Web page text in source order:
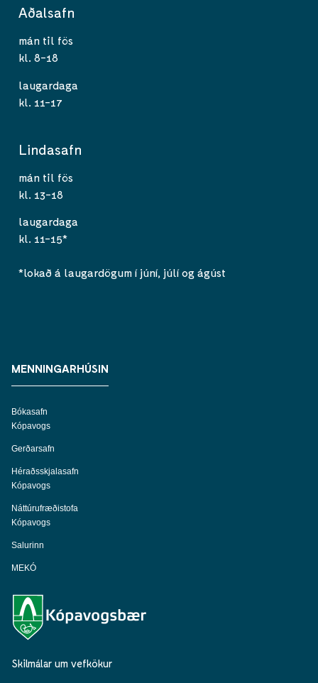
Aðalsafn
mán til fös
kl. 8-18
laugardaga
kl. 11-17
Lindasafn
mán til fös
kl. 13-18
laugardaga
kl. 11-15*
*lokað á laugardögum í júní, júlí og ágúst
MENNINGARHÚSIN
Bókasafn
Kópavogs
Gerðarsafn
Héraðsskjalasafn
Kópavogs
Náttúrufræðistofa
Kópavogs
Salurinn
MEKÓ
Skilmálar um vefkökur